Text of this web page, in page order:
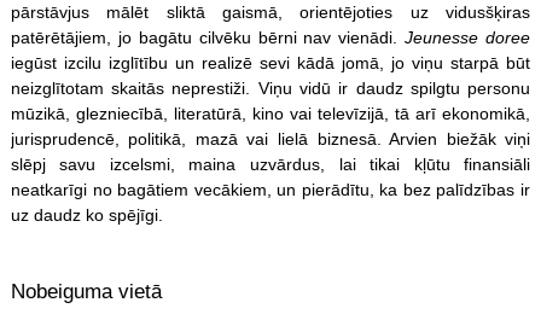
pārstāvjus mālēt sliktā gaismā, orientējoties uz vidusšķiras
patērētājiem, jo bagātu cilvēku bērni nav vienādi.Jeunesse doree
iegūst izcilu izglītību un realizē sevi kādā jomā, jo viņu starpā būt
neizglītotam skaitās neprestiži. Viņu vidū ir daudz spilgtu personu
mūzikā, glezniecībā, literatūrā, kino vai televīzijā, tā arī ekonomikā,
jurisprudencē, politikā, mazā vai lielā biznesā. Arvien biežāk viņi
slēpj savu izcelsmi, maina uzvārdus, lai tikai kļūtu finansiāli
neatkarīgi no bagātiem vecākiem, un pierādītu, ka bez palīdzības ir
uz daudz ko spējīgi.
Nobeiguma vietā